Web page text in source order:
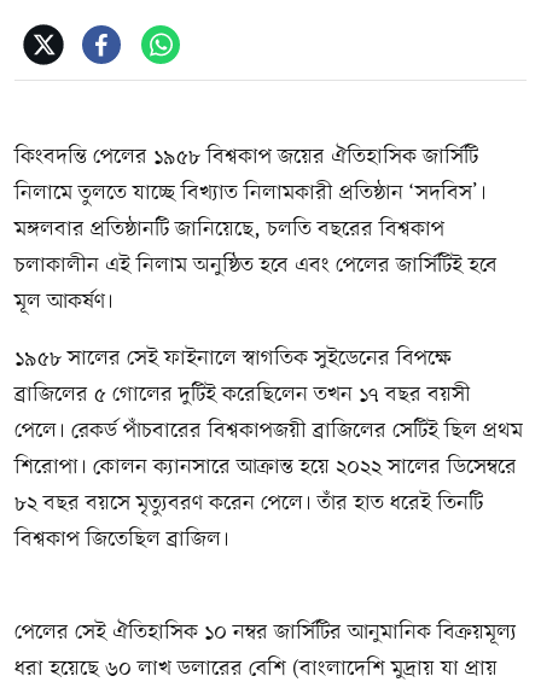
কিংবদন্তি পেলের ১৯৫৮ বিশ্বকাপ জয়ের ঐতিহাসিক জার্সিটি
নিলামে তুলতে যাচ্ছে বিখ্যাত নিলামকারী প্রতিষ্ঠান ‘সদবিস’।
মঙ্গলবার প্রতিষ্ঠানটি জানিয়েছে, চলতি বছরের বিশ্বকাপ
চলাকালীন এই নিলাম অনুষ্ঠিত হবে এবং পেলের জার্সিটিই হবে
মূল আকর্ষণ।
১৯৫৮ সালের সেই ফাইনালে স্বাগতিক সুইডেনের বিপক্ষে
ব্রাজিলের ৫ গোলের দুটিই করেছিলেন তখন ১৭ বছর বয়সী
পেলে। রেকর্ড পাঁচবারের বিশ্বকাপজয়ী ব্রাজিলের সেটিই ছিল প্রথম
শিরোপা। কোলন ক্যানসারে আক্রান্ত হয়ে ২০২২ সালের ডিসেম্বরে
৮২ বছর বয়সে মৃত্যুবরণ করেন পেলে। তাঁর হাত ধরেই তিনটি
বিশ্বকাপ জিতেছিল ব্রাজিল।
পেলের সেই ঐতিহাসিক ১০ নম্বর জার্সিটির আনুমানিক বিক্রয়মূল্য
ধরা হয়েছে ৬০ লাখ ডলারের বেশি (বাংলাদেশি মুদ্রায় যা প্রায়